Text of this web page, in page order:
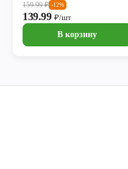
159.99₽ -12%
139.99₽/шт
В корзину